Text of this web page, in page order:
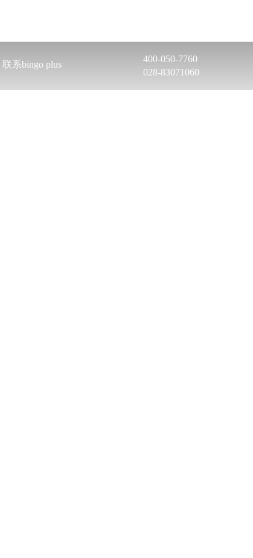
联系bingo plus
400-050-7760
028-83071060